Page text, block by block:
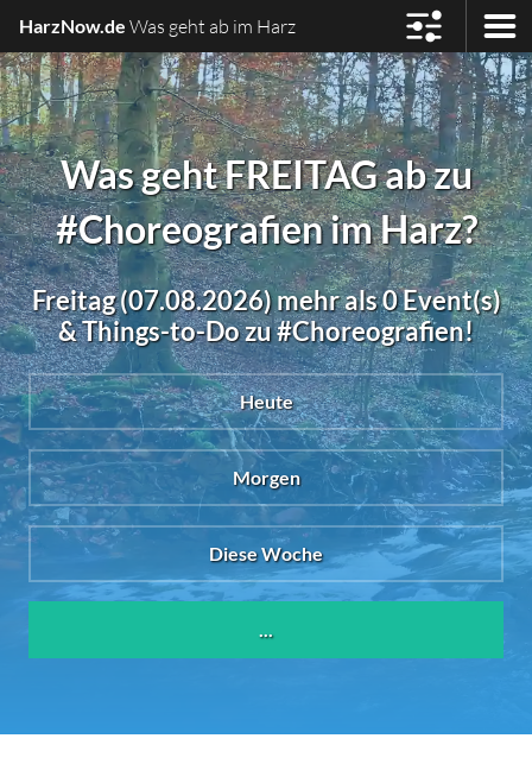
HarzNow.de Was geht ab im Harz
Was geht FREITAG ab zu
#Choreografien im Harz?
Freitag (07.08.2026) mehr als 0 Event(s)
& Things-to-Do zu #Choreografien!
Heute
Morgen
Diese Woche